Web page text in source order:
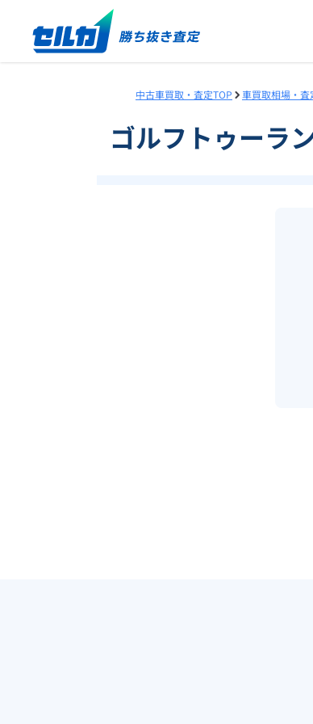
中古車買取・査定TOP 車買取相場・
ゴルフトゥーラ